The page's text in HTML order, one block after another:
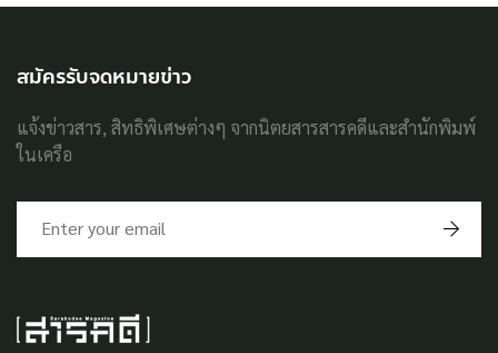
สมัครรับจดหมายข่าว
แจ้งข่าวสาร, สิทธิพิเศษต่างๆ จากนิตยสารสารคดีและสำนักพิมพ์
ในเครือ